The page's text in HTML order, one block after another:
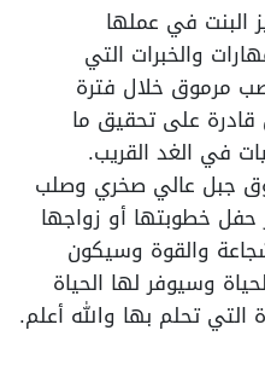
البنت في عملها
والخبرات التي
مرموق خلال فترة
قادرة على تحقيق ما
في الغد القريب.
جبل عالي صخري وصلب
خطوبتها أو زواجها
والقوة وسيكون
وسيوفر لها الحياة
التي تحلم بها والله أعلم.